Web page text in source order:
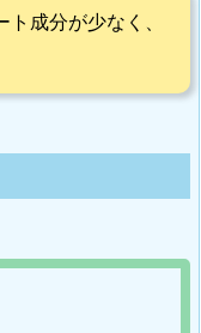
成分が少なく、